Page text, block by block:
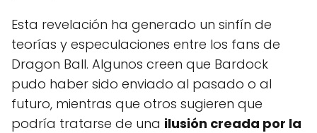
Esta revelación ha generado un sinfín de
teorías y especulaciones entre los fans de
Dragon Ball. Algunos creen que Bardock
pudo haber sido enviado al pasado o al
futuro, mientras que otros sugieren que
podría tratarse de una ilusión creada por la